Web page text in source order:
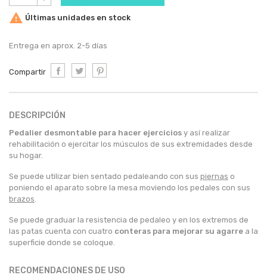
 Últimas unidades en stock
Entrega en aprox. 2-5 días
Compartir
DESCRIPCIÓN
Pedalier desmontable para hacer ejercicios y así realizar
rehabilitación o ejercitar los músculos de sus extremidades desde
su hogar.
Se puede utilizar bien sentado pedaleando con sus piernas o
poniendo el aparato sobre la mesa moviendo los pedales con sus
brazos.
Se puede graduar la resistencia de pedaleo y en los extremos de
las patas cuenta con cuatro conteras para mejorar su agarre a la
superficie donde se coloque.
RECOMENDACIONES DE USO